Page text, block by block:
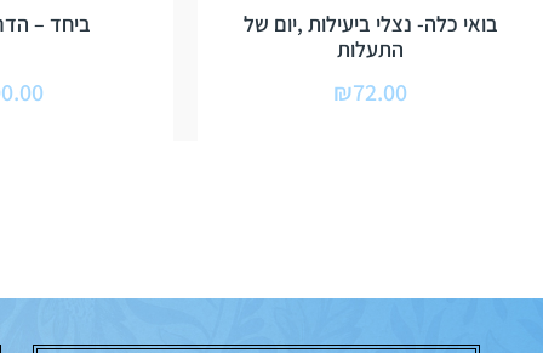
בואי כלה- נצלי ביעילות ,יום של
התעלות
₪72.00
ביחד –